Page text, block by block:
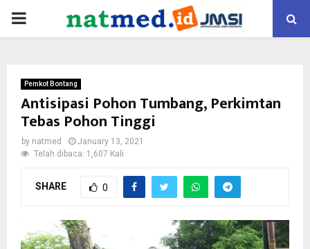
PRIMARY
Pemkot Bontang
Antisipasi Pohon Tumbang, Perkimtan
Tebas Pohon Tinggi
by natmed
January 13, 2021
Telah dibaca: 1,607 Kali
SHARE 0